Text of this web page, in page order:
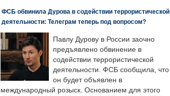
ФСБ обвинила Дурова в содействии террористической
деятельности: Телеграм теперь под вопросом?
Павлу Дурову в России заочно
предъявлено обвинение в
содействии террористической
деятельности. ФСБ сообщила, что
он будет объявлен в
международный розыск. Основанием для этого